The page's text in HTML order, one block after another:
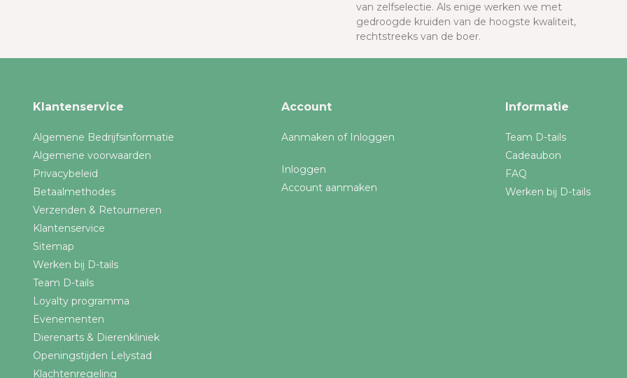
Geurverdrijver
Papier bodembedekking
Reismand Cavia
Cavia Verzorging
Nagelschaar Cavia
Prijs filter
Tot
van zelfselectie. Als enige werken we met
gedroogde kruiden van de hoogste kwaliteit,
rechtstreeks van de boer.
Klantenservice
Algemene Bedrijfsinformatie
Algemene voorwaarden
Privacybeleid
Betaalmethodes
Verzenden & Retourneren
Klantenservice
Sitemap
Werken bij D-tails
Team D-tails
Loyalty programma
Evenementen
Dierenarts & Dierenkliniek
Openingstijden Lelystad
Klachtenregeling
Account
Aanmaken of Inloggen
Inloggen
Account aanmaken
Informatie
Team D-tails
Cadeaubon
FAQ
Werken bij D-tails